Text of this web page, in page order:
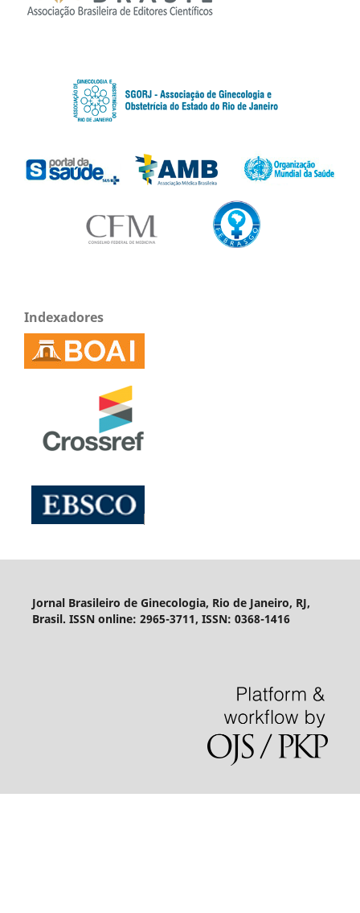
Indexadores
Jornal Brasileiro de Ginecologia, Rio de Janeiro, RJ,
Brasil. ISSN online: 2965-3711, ISSN: 0368-1416